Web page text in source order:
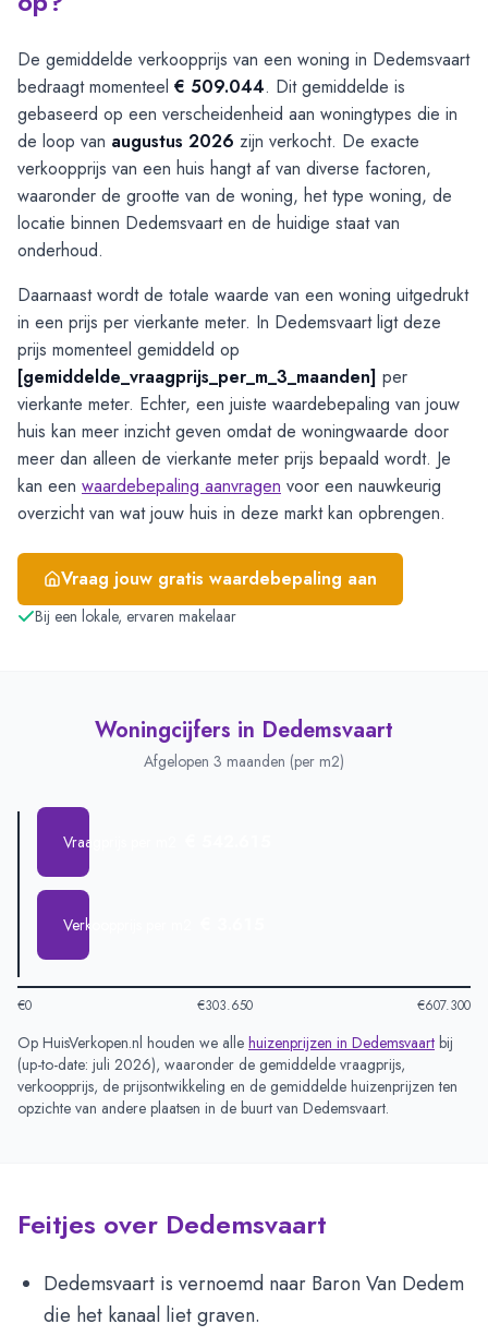
De gemiddelde verkoopprijs van een woning in Dedemsvaart
bedraagt momenteel € 509.044. Dit gemiddelde is
gebaseerd op een verscheidenheid aan woningtypes die in
de loop van augustus 2026 zijn verkocht. De exacte
verkoopprijs van een huis hangt af van diverse factoren,
waaronder de grootte van de woning, het type woning, de
locatie binnen Dedemsvaart en de huidige staat van
onderhoud.
Daarnaast wordt de totale waarde van een woning uitgedrukt
in een prijs per vierkante meter. In Dedemsvaart ligt deze
prijs momenteel gemiddeld op
[gemiddelde_vraagprijs_per_m_3_maanden] per
vierkante meter. Echter, een juiste waardebepaling van jouw
huis kan meer inzicht geven omdat de woningwaarde door
meer dan alleen de vierkante meter prijs bepaald wordt. Je
kan een waardebepaling aanvragen voor een nauwkeurig
overzicht van wat jouw huis in deze markt kan opbrengen.
Vraag jouw gratis waardebepaling aan
Bij een lokale, ervaren makelaar
Woningcijfers in Dedemsvaart
Afgelopen 3 maanden (per m2)
Vraagprijs per m2
Verkoopprijs per m2
€0 €303.650 €607.300
Op HuisVerkopen.nl houden we alle huizenprijzen in Dedemsvaart bij
(up-to-date: juli 2026), waaronder de gemiddelde vraagprijs,
verkoopprijs, de prijsontwikkeling en de gemiddelde huizenprijzen ten
opzichte van andere plaatsen in de buurt van Dedemsvaart.
Feitjes over Dedemsvaart
Dedemsvaart is vernoemd naar Baron Van Dedem
die het kanaal liet graven.